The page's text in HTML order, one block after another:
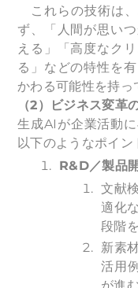
これらの技術は、
ず、「人間が思い
える」「高度なク
る」などの特性を有
かわる可能性を持っ
（2）ビジネス変革
生成AIが企業活動
以下のようなポイン
R&D／製品
文献
適化
段階
新素
活用